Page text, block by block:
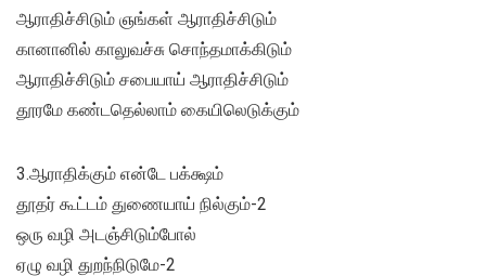
ஆராதிச்சிடும் ஞங்கள் ஆராதிச்சிடும்
கானானில் காலுவச்சு சொந்தமாக்கிடும்
ஆராதிச்சிடும் சபையாய் ஆராதிச்சிடும்
தூரமே கண்டதெல்லாம் கையிலெடுக்கும்
3.ஆராதிக்கும் என்டே பக்க்ஷம்
தூதர் கூட்டம் துணையாய் நில்கும்-2
ஒரு வழி அடஞ்சிடும்போல்
ஏழு வழி துறந்நிடுமே-2